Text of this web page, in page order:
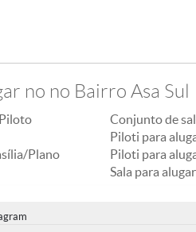
no no Bairro Asa Sul
Plano
Conjunto de
Piloti para
Piloti para
Sala para